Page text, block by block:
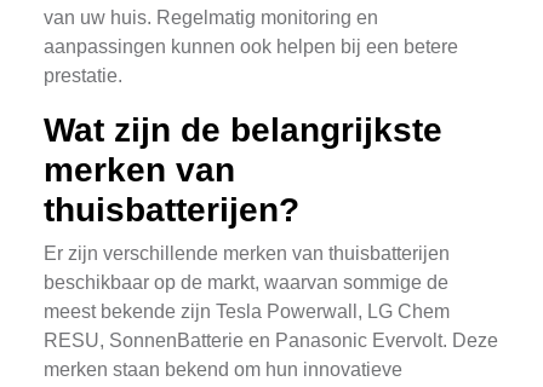
van uw huis. Regelmatig monitoring en
aanpassingen kunnen ook helpen bij een betere
prestatie.
Wat zijn de belangrijkste
merken van
thuisbatterijen?
Er zijn verschillende merken van thuisbatterijen
beschikbaar op de markt, waarvan sommige de
meest bekende zijn Tesla Powerwall, LG Chem
RESU, SonnenBatterie en Panasonic Evervolt. Deze
merken staan bekend om hun innovatieve